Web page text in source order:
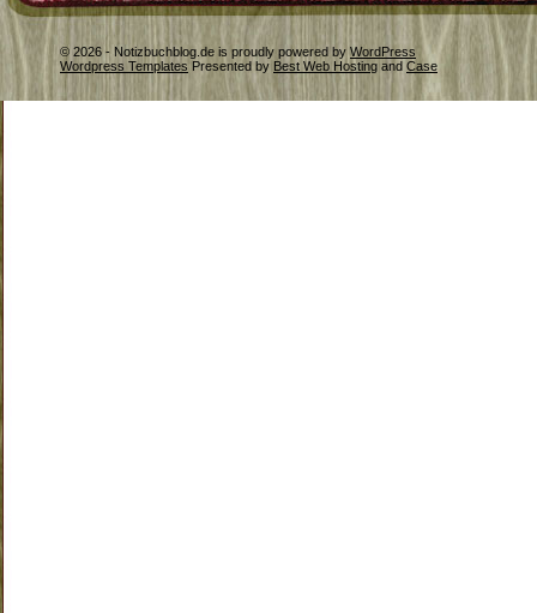
© 2026 - Notizbuchblog.de is proudly powered by WordPress
Wordpress Templates Presented by Best Web Hosting and Case